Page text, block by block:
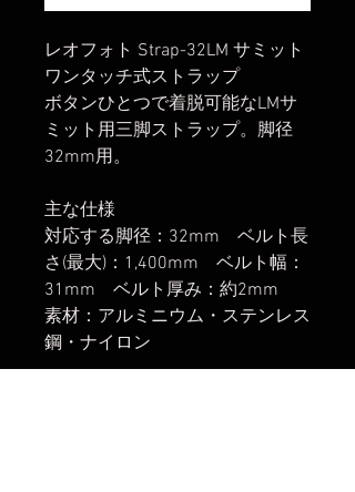
レオフォト Strap-32LM サミット
ワンタッチ式ストラップ
ボタンひとつで着脱可能なLMサ
ミット用三脚ストラップ。脚径
32mm用。
主な仕様
対応する脚径：32mm ベルト長
さ(最大)：1,400mm ベルト幅：
31mm ベルト厚み：約2mm
素材：アルミニウム・ステンレス
鋼・ナイロン